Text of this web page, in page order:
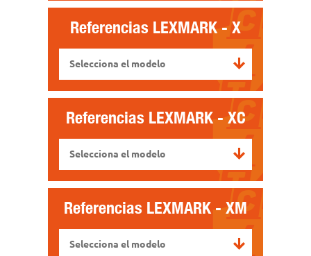
Referencias LEXMARK - X
Selecciona el modelo
Referencias LEXMARK - XC
Selecciona el modelo
Referencias LEXMARK - XM
Selecciona el modelo